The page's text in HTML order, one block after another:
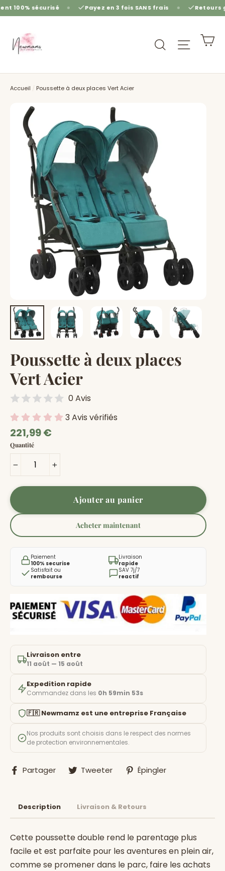
Passer
au
contenu
Payez en 3 fois SANS frais Retours gratuits
Rechercher
Accueil / Poussette à deux places Vert Acier
Poussette à deux places
Vert Acier
0 Avis
3 Avis vérifiés
Prix
régulier
221,99 €
Quantité
Ajouter au panier
Acheter maintenant
Paiement
100% securise
Livraison
rapide
Satisfait ou
rembourse
SAV 7j/7
reactif
Livraison entre
11 août — 15 août
Expedition rapide
Commandez dans les 0h 59min 52s
🇫🇷 Newmamz est une entreprise Française
Nos produits sont choisis dans le respect des normes
de protection environnementales.
Partager
Partager
sur
Tweeter
Tweeter
sur
Épingler
Description Livraison & Retours
Cette poussette double rend le parentage plus
facile et est parfaite pour les aventures en plein air,
comme se promener dans le parc, faire les achats